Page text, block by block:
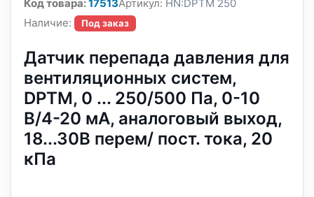
Код товара:17513Артикул: HN:DPTM 250
Наличие:
Под заказ
Датчик перепада давления для
вентиляционных систем,
DPTM, 0 ... 250/500 Па, 0-10
В/4-20 мА, аналоговый выход,
18...30В перем/ пост. тока, 20
кПа